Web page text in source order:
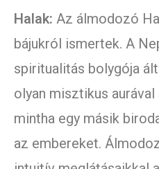
Halak: Az álmodozó
bájukról ismertek. A
spiritualitás bolygója
olyan misztikus
mintha egy másik
az embereket.